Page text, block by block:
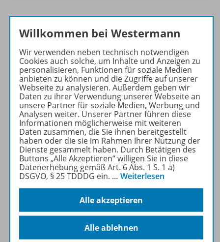
Zugehörige Produkte
Inhaltsverzeichnis
Lösungen
Digitale Unterrichtsmaterialien
Empfehlungen der Redaktion
Willkommen bei Westermann
Wir verwenden neben technisch notwendigen
Cookies auch solche, um Inhalte und Anzeigen zu
personalisieren, Funktionen für soziale Medien
anbieten zu können und die Zugriffe auf unserer
Webseite zu analysieren. Außerdem geben wir
Daten zu ihrer Verwendung unserer Webseite an
unsere Partner für soziale Medien, Werbung und
Analysen weiter. Unserer Partner führen diese
Informationen möglicherweise mit weiteren
Daten zusammen, die Sie ihnen bereitgestellt
haben oder die sie im Rahmen Ihrer Nutzung der
Dienste gesammelt haben. Durch Betätigen des
Buttons „Alle Akzeptieren“ willigen Sie in diese
Datenerhebung gemäß Art. 6 Abs. 1 S. 1 a)
DSGVO, § 25 TDDDG ein. … Weiterlesen
Alle akzeptieren
Alle ablehnen